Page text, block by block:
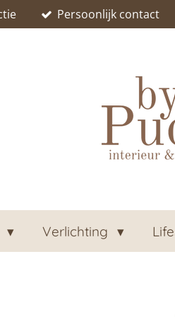
Persoonlijk contact
Verlichting